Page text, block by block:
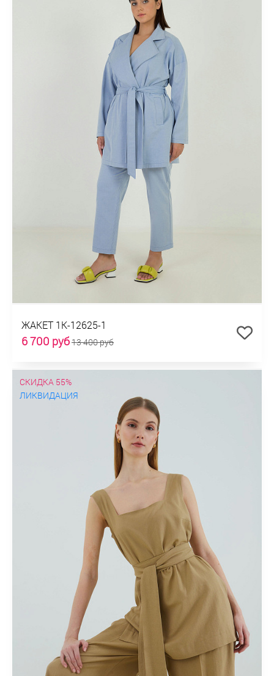
ЖАКЕТ 1К-12625-1
6 700 руб13 400 руб
СКИДКА 55%
ЛИКВИДАЦИЯ